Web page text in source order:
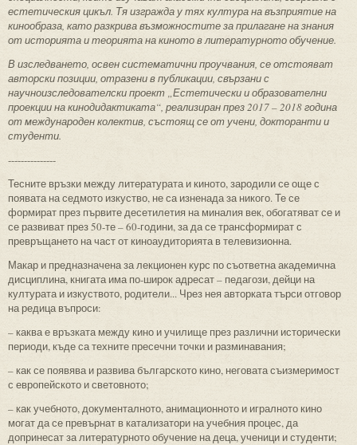
естетическия цикъл. Тя изгражда у тях култура на възприятие на
кинообраза, като разкрива възможностите за прилагане на знания
от историята и теорията на киното в литературното обучение.
В изследването, освен систематични проучвания, се отстояват
авторски позиции, отразени в публикации, свързани с
научноизследователски проект „Естетически и образователни
проекции на кинодидактиката“, реализиран през 2017 – 2018 година
от международен колектив, състоящ се от учени, докторанти и
студенти.
---------------
Тесните връзки между литературата и киното, зародили се още с
появата на седмото изкуство, не са изненада за никого. Те се
формират през първите десетилетия на миналия век, обогатяват се и
се развиват през 50-те – 60-години, за да се трансформират с
превръщането на част от киноаудиторията в телевизионна.
Макар и предназначена за лекционен курс по съответна академична
дисциплина, книгата има по-широк адресат – педагози, дейци на
културата и изкуството, родители... Чрез нея авторката търси отговор
на редица въпроси:
– каква е връзката между кино и училище през различни исторически
периоди, къде са техните пресечни точки и разминавания;
– как се появява и развива българското кино, неговата съизмеримост
с европейското и световното;
– как учебното, документалното, анимационното и игралното кино
могат да се превърнат в катализатори на учебния процес, да
допринесат за литературното обучение на деца, ученици и студенти;